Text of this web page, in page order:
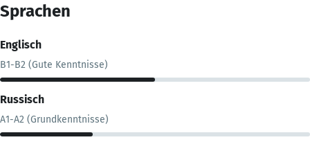
Sprachen
Englisch
B1-B2 (Gute Kenntnisse)
Russisch
A1-A2 (Grundkenntnisse)